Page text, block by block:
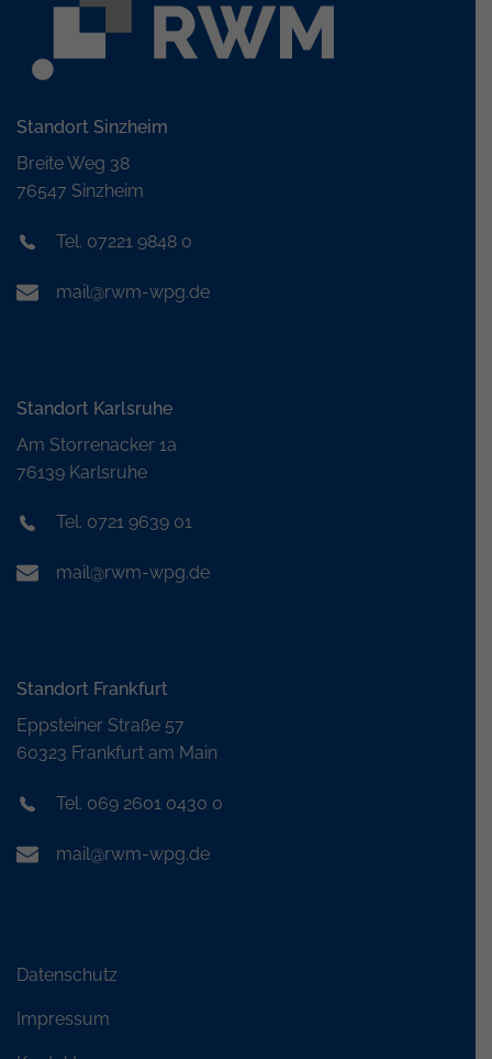
Standort Sinzheim
Breite Weg 38
76547 Sinzheim
Tel. 07221 9848 0
mail@rwm-wpg.de
Standort Karlsruhe
Am Storrenacker 1a
76139 Karlsruhe
Tel. 0721 9639 01
mail@rwm-wpg.de
Standort Frankfurt
Eppsteiner Straße 57
60323 Frankfurt am Main
Tel. 069 2601 0430 0
mail@rwm-wpg.de
Datenschutz
Impressum